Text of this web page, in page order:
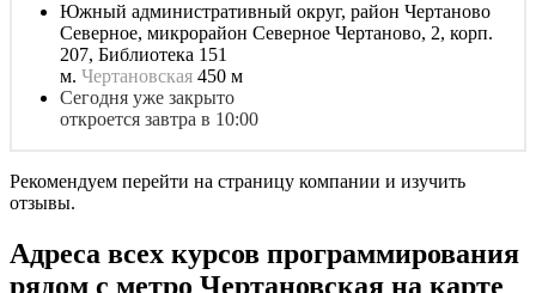
Южный административный округ, район Чертаново
Северное, микрорайон Северное Чертаново, 2, корп.
207, Библиотека 151
м. Чертановская 450 м
Сегодня уже закрыто
откроется завтра в 10:00
Рекомендуем перейти на страницу компании и изучить
отзывы.
Адреса всех курсов программирования
рядом с метро Чертановская на карте